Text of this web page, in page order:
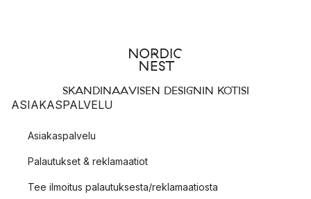
SKANDINAAVISEN DESIGNIN KOTISI
ASIAKASPALVELU
Asiakaspalvelu
Palautukset & reklamaatiot
Tee ilmoitus palautuksesta/reklamaatiosta